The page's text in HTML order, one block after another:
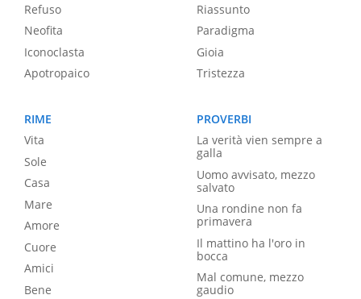
Refuso
Neofita
Iconoclasta
Apotropaico
Riassunto
Paradigma
Gioia
Tristezza
RIME
Vita
Sole
Casa
Mare
Amore
Cuore
Amici
Bene
PROVERBI
La verità vien sempre a
galla
Uomo avvisato, mezzo
salvato
Una rondine non fa
primavera
Il mattino ha l'oro in
bocca
Mal comune, mezzo
gaudio